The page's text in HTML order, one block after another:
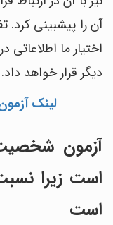
آن را پیشبینی
اختیار ما اطلاعاتی
دیگر قرار خواهد داد.
لینک
آزمون
است زیرا
است